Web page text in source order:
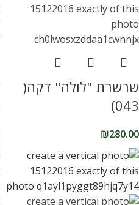
שרשרת "לולה" דקה(
043)
₪280.00